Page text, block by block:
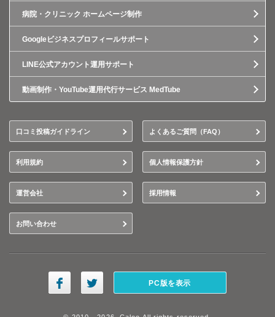
病院・クリニック ホームページ制作
Googleビジネスプロフィールサポート
LINE公式アカウント運用サポート
動画制作・YouTube運用代行サービス MedTube
口コミ投稿ガイドライン よくあるご質問（FAQ）
利用規約 個人情報保護方針
運営会社 採用情報
お問い合わせ
PC版を表示